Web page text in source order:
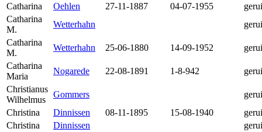
Catharina
Oehlen 27-11-1887 04-07-1955
Catharina
M.
Wetterhahn
Catharina
M.
Wetterhahn 25-06-1880 14-09-1952
Catharina
Maria
Nogarede 22-08-1891 1-8-942
Christianus
Wilhelmus
Gommers
Christina
Dinnissen 08-11-1895 15-08-1940
Christina
Dinnissen